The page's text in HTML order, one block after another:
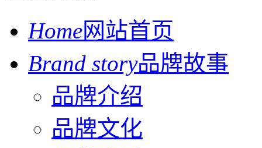
Home网站首页
Brand story品牌故事
品牌介绍
品牌文化